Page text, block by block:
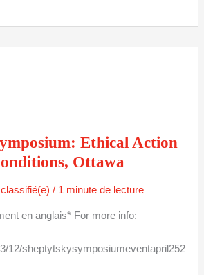
Ethical Action
Ottawa
/ 1 minute de lecture
en anglais* For more info:
12/sheptytskysymposiumeventapril252